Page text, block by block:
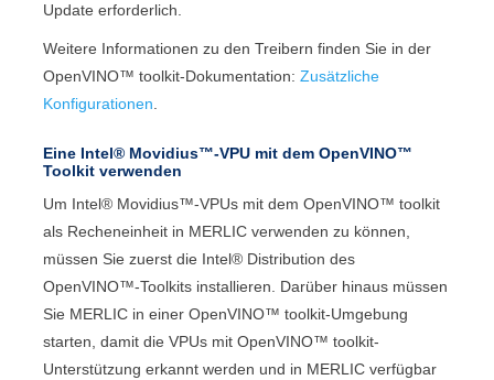
Update erforderlich.
Weitere Informationen zu den Treibern finden Sie in der
OpenVINO™ toolkit-Dokumentation:Zusätzliche
Konfigurationen
Eine Intel® Movidius™-VPU mit demOpenVINO™
Toolkit verwenden
Um Intel® Movidius™-VPUs mit demOpenVINO™ toolkit
als Recheneinheit in MERLIC verwenden zu können,
müssen Sie zuerst die Intel® Distribution des
OpenVINO™-Toolkits installieren. Darüber hinaus müssen
Sie MERLIC in einerOpenVINO™ toolkit-Umgebung
starten, damit die VPUs mitOpenVINO™ toolkit-
Unterstützung erkannt werden und in MERLIC verfügbar